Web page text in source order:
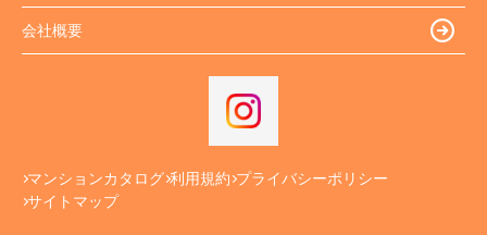
会社概要
マンションカタログ 利用規約 プライバシーポリシー
サイトマップ